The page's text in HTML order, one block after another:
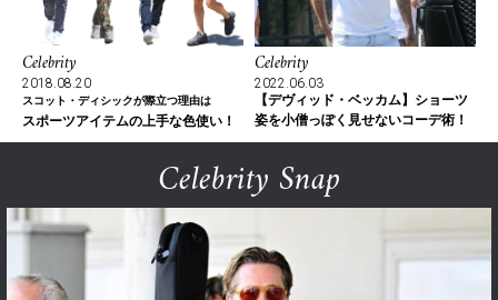
Celebrity
2018.08.20
スコット・ディシックが際立つ理由は
スポーツアイテムの上手な色使い！
Celebrity
2022.06.03
【デヴィッド・ベッカム】ショーツ
姿を小僧っぽく見せないコーデ術！
Celebrity Snap